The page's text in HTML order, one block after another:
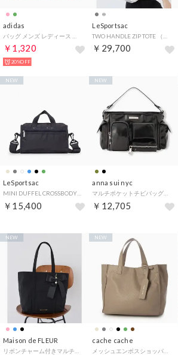
adidas
￥1,320
20%OFF
LeSportsac
￥29,700
LeSportsac
￥15,400
NEW
anna sui nyc
￥12,705
NEW
Maison de FLEUR
NEW
cache cache
NEW